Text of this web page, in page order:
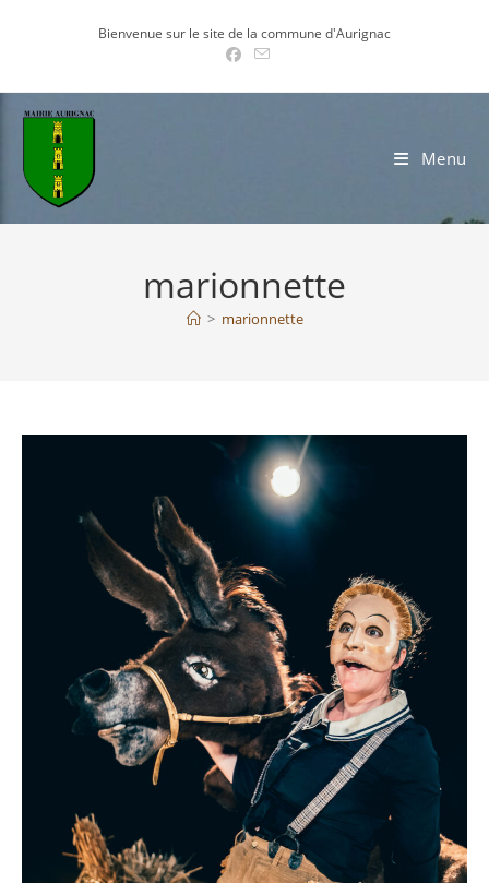
Bienvenue sur le site de la commune d'Aurignac
Menu
marionnette
> marionnette